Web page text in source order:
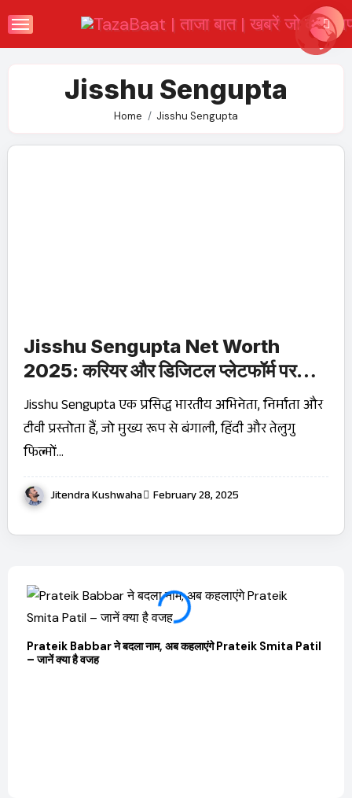
to
Jisshu Sengupta
Home Jisshu Sengupta
Jisshu Sengupta Net Worth
2025: करियर और डिजिटल प्लेटफॉर्म पर
धमाका!
Jisshu Sengupta एक प्रसिद्ध भारतीय अभिनेता, निर्माता और
टीवी प्रस्तोता हैं, जो मुख्य रूप से बंगाली, हिंदी और तेलुगु
फिल्मों…
Jitendra Kushwaha February 28, 2025
Prateik Babbar ने बदला नाम, अब कहलाएंगे Prateik Smita Patil
– जानें क्या है वजह